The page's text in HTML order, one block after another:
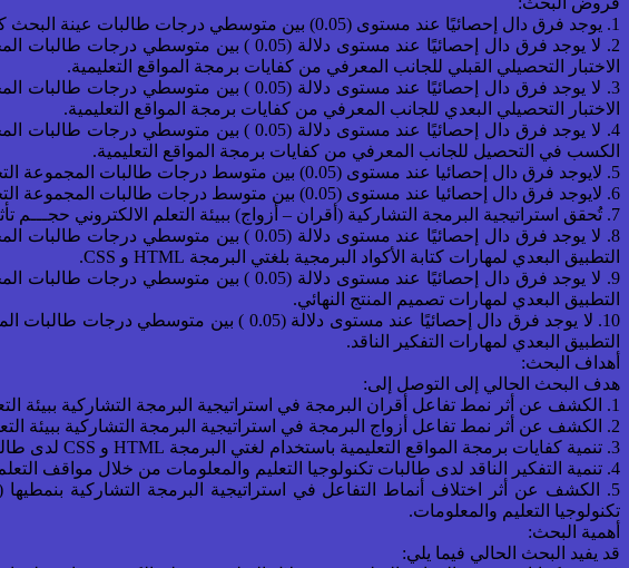
1. يوجد فرق دال إحصائيًا عند مستوى (0.05) بين متوسطي درجات طالبات عينة البحث ككل فى التطبيق القبلى، والتطبيق البعدى للاختبار التحصيلى، وذلك لصالح التطبيق البعدى.
2. لا يوجد فرق دال إحصائيًا عند مستوى دلالة
الاختبار التحصيلي القبلي للجانب المعرفي من كفايات برمجة المواقع التعليمية.
3. لا يوجد فرق دال إحصائيًا عند مستوى دلالة
الاختبار التحصيلي البعدي للجانب المعرفي من كفايات برمجة المواقع التعليمية.
4. لا يوجد فرق دال إحصائيًا عند مستوى دلالة
الكسب في التحصيل للجانب المعرفي من كفايات برمجة المواقع التعليمية.
5. لايوجد فرق دال إحصائيا عند مستوى (0.05) بين متوسط درجات طالبات المجموعة التجريبية الأولى (نمط تفاعل أقران البرمجة) فى التطبيق البعدى للاختبار التحصيلى، ودرجة التمكن (90%) من الدرجة الكلية.
6. لايوجد فرق دال إحصائيا عند مستوى (0.05) بين متوسط درجات طالبات المجموعة التجريبية الثانية (نمط تفاعل أزواج البرمجة) فى التطبيق البعدى للاختبار التحصيلى، ودرجة التمكن (90%) من الدرجة الكلية.
7. تُحقق استراتيجية البرمجة التشاركية (أقران – أزواج) ببيئة التعلم الالكتروني حجـــم تأثير أكبر من (0.14) فى الجانب المعرفى من كفايات برمجة المواقع التعليمية.
8. لا يوجد فرق دال إحصائيًا عند مستوى دلالة
التطبيق البعدي لمهارات كتابة الأكواد البرمجية بلغتي البرمجة HTML و CSS.
9. لا يوجد فرق دال إحصائيًا عند مستوى دلالة
التطبيق البعدي لمهارات تصميم المنتج النهائي.
10. لا يوجد فرق دال إحصائيًا عند مستوى
التطبيق البعدي لمهارات التفكير الناقد.
أهداف البحث:
هدف البحث الحالي إلى التوصل إلى:
1. الكشف عن أثر نمط تفاعل أقران البرمجة في استراتيجية البرمجة التشاركية ببيئة التعلم الإلكتروني على تنمية بعض كفايات برمجة المواقع التعليمية والتفكير الناقد لدى طالبات تكنولوجيا التعليم والمعلومات.
2. الكشف عن أثر نمط تفاعل أزواج البرمجة في استراتيجية البرمجة التشاركية ببيئة التعلم الإلكتروني على تنمية بعض كفايات برمجة المواقع التعليمية والتفكير الناقد لدى طالبات تكنولوجيا التعليم والمعلومات.
3. تنمية كفايات برمجة المواقع التعليمية باستخدام لغتي البرمجة HTML و CSS لدى طالبات تكنولوجيا التعليم والمعلومات.
4. تنمية التفكير الناقد لدى طالبات تكنولوجيا التعليم والمعلومات من خلال مواقف التعلم ببيئة التعلم الإلكتروني القائمة على استراتيجية البرمجة التشاركية.
5. الكشف عن أثر اختلاف أنماط التفاعل في استراتيجية البرمجة التشاركية بنمطيها
تكنولوجيا التعليم والمعلومات.
أهمية البحث:
قد يفيد البحث الحالي فيما يلي: